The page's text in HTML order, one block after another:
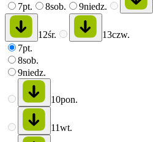
7pt. 8sob. 9niedz.
12śr. 13czw.
7pt.
8sob.
9niedz.
10pon.
11wt.